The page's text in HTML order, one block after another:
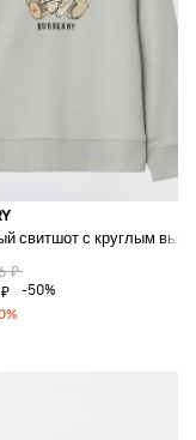
свитшот с круглым
₽
-50%